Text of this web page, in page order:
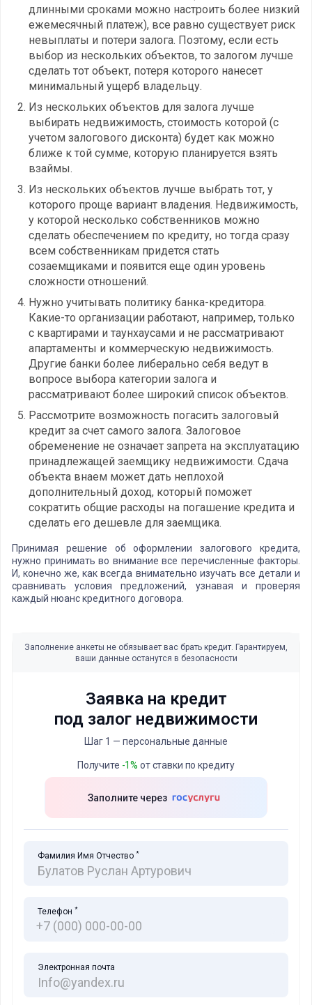
длинными сроками можно настроить более низкий
ежемесячный платеж), все равно существует риск
невыплаты и потери залога. Поэтому, если есть
выбор из нескольких объектов, то залогом лучше
сделать тот объект, потеря которого нанесет
минимальный ущерб владельцу.
Из нескольких объектов для залога лучше
выбирать недвижимость, стоимость которой (с
учетом залогового дисконта) будет как можно
ближе к той сумме, которую планируется взять
взаймы.
Из нескольких объектов лучше выбрать тот, у
которого проще вариант владения. Недвижимость,
у которой несколько собственников можно
сделать обеспечением по кредиту, но тогда сразу
всем собственникам придется стать
созаемщиками и появится еще один уровень
сложности отношений.
Нужно учитывать политику банка-кредитора.
Какие-то организации работают, например, только
с квартирами и таунхаусами и не рассматривают
апартаменты и коммерческую недвижимость.
Другие банки более либерально себя ведут в
вопросе выбора категории залога и
рассматривают более широкий список объектов.
Рассмотрите возможность погасить залоговый
кредит за счет самого залога. Залоговое
обременение не означает запрета на эксплуатацию
принадлежащей заемщику недвижимости. Сдача
объекта внаем может дать неплохой
дополнительный доход, который поможет
сократить общие расходы на погашение кредита и
сделать его дешевле для заемщика.
Принимая решение об оформлении залогового кредита,
нужно принимать во внимание все перечисленные факторы.
И, конечно же, как всегда внимательно изучать все детали и
сравнивать условия предложений, узнавая и проверяя
каждый нюанс кредитного договора.
Заполнение анкеты не обязывает вас брать кредит. Гарантируем,
ваши данные останутся в безопасности
Заявка на кредит
под залог недвижимости
Шаг 1 — персональные данные
Получите -1% от ставки по кредиту
Заполните через
Фамилия Имя Отчество *
Телефон *
Электронная почта